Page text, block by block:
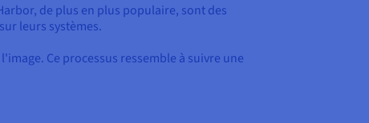
de plus en plus populaire, sont des
leurs systèmes.
Ce processus ressemble à suivre une